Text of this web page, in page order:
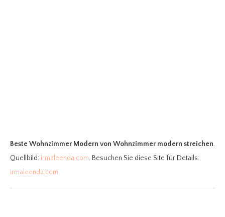
Beste Wohnzimmer Modern von Wohnzimmer modern streichen.
Quellbild: irmaleenda.com. Besuchen Sie diese Site für Details:
irmaleenda.com